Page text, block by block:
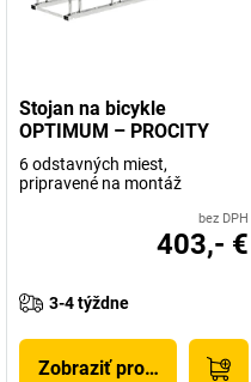
Stojan na bicykle
OPTIMUM – PROCITY
6 odstavných miest,
pripravené na montáž
bez DPH
403,- €
3-4 týždne
Zobraziť produkt